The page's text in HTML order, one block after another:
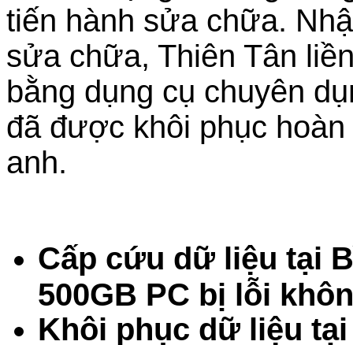
tiến hành sửa chữa.
sửa chữa, Thiên Tân
bằng dụng cụ chuyên
đã được khôi phục
anh.
Cấp cứu dữ liệu tại
500GB PC bị lỗi
Khôi phục dữ liệu